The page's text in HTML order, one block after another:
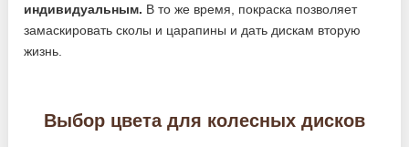
индивидуальным. В то же время, покраска позволяет
замаскировать сколы и царапины и дать дискам вторую
жизнь.
Выбор цвета для колесных дисков